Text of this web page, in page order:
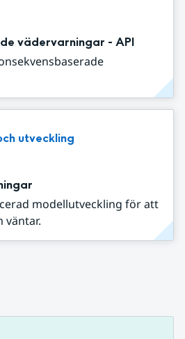
vädervarningar - API
utveckling
modellutveckling för att
väntar.